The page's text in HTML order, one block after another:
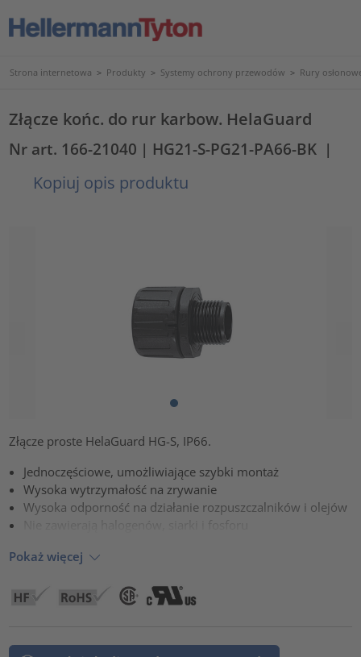
Strona internetowa > Produkty > Systemy ochrony przewodów > Rury
Złącze końc. do rur karbow. HelaGuard
Nr art. 166-21040 | HG21-S-PG21-PA66-BK |
Kopiuj opis produktu
Złącze proste HelaGuard HG-S, IP66.
Jednoczęściowe, umożliwiające szybki montaż
Wysoka wytrzymałość na zrywanie
Wysoka odporność na działanie rozpuszczalników i olejów
Nie zawierają halogenów, siarki i fosforu
Pokaż więcej